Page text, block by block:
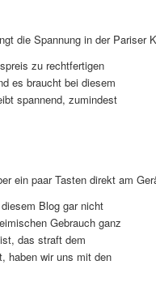
die Spannung in der Pariser
zu rechtfertigen
es braucht bei diesem
spannend, zumindest
ein paar Tasten direkt am
Blog gar nicht
Gebrauch ganz
das straft dem
haben wir uns mit den